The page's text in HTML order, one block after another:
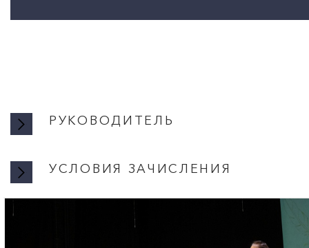
РУКОВОДИТЕЛЬ
УСЛОВИЯ ЗАЧИСЛЕНИЯ